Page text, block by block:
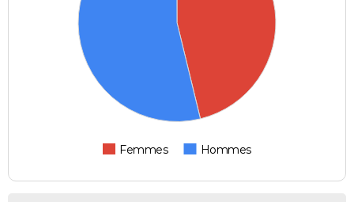
Femmes Hommes